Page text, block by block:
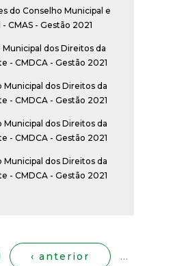
do Conselho Municipal e
CMAS - Gestão 2021
Municipal dos Direitos da
- CMDCA - Gestão 2021
Municipal dos Direitos da
- CMDCA - Gestão 2021
Municipal dos Direitos da
- CMDCA - Gestão 2021
Municipal dos Direitos da
- CMDCA - Gestão 2021
‹ anterior …